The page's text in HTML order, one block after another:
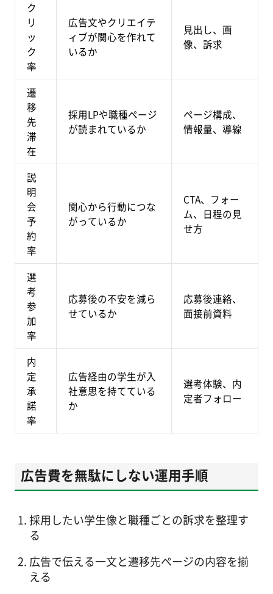
ク
リ
ッ
ク
率
広告文やクリエイテ
ィブが関心を作れて
いるか
見出し、画
像、訴求
遷
移
先
滞
在
採用LPや職種ページ
が読まれているか
ページ構成、
情報量、導線
説
明
会
予
約
率
関心から行動につな
がっているか
CTA、フォー
ム、日程の見
せ方
選
考
参
加
率
応募後の不安を減ら
せているか
応募後連絡、
面接前資料
内
定
承
諾
率
広告経由の学生が入
社意思を持てている
か
選考体験、内
定者フォロー
広告費を無駄にしない運用手順
採用したい学生像と職種ごとの訴求を整理す
る
広告で伝える一文と遷移先ページの内容を揃
える